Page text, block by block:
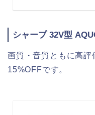
シャープ 32V型
画質・音質ともに高
15%OFFです。